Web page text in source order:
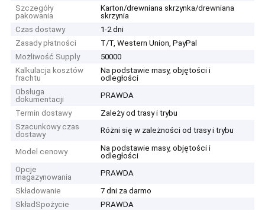
Szczegóły
pakowania
Karton/drewniana skrzynka/drewniana
skrzynia
Czas dostawy
1-2 dni
Zasady płatności
T/T, Western Union, PayPal
Możliwość Supply
50000
Kalkulacja kosztów
frachtu
Na podstawie masy, objętości i
odległości
Obsługa
dokumentacji
PRAWDA
Termin dostawy
Zależy od trasy i trybu
Szacunkowy czas
dostawy
Różni się w zależności od trasy i trybu
Model cenowy
Na podstawie masy, objętości i
odległości
Opcje
magazynowania
PRAWDA
Składowanie
7 dni za darmo
SkładSpożycie
PRAWDA